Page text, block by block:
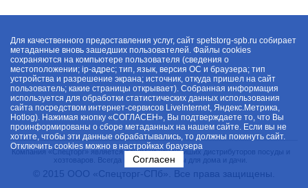
Компания «Спецторг» является одним из крупнейших дистрибуторов посуды и
хозтоваров. Всегда в наличии товары для дома и дачи.
© 2015 ООО «Спецторг-СПб». Все права защищены.
Для качественного предоставления услуг, сайт spetstorg-spb.ru собирает
метаданные вновь зашедших пользователей. Файлы cookies
сохраняются на компьютере пользователя (сведения о
местоположении; ip-адрес; тип, язык, версия ОС и браузера; тип
устройства и разрешение экрана; источник, откуда пришел на сайт
пользователь; какие страницы открывает). Собранная информация
используется для обработки статистических данных использования
сайта посредством интернет-сервисов LiveInternet, Яндекс.Метрика,
Hotlog). Нажимая кнопку «СОГЛАСЕН», Вы подтверждаете то, что Вы
проинформированы о сборе метаданных на нашем сайте. Если вы не
хотите, чтобы эти данные обрабатывались, то должны покинуть сайт.
Отключить cookies можно в настройках браузера
Согласен